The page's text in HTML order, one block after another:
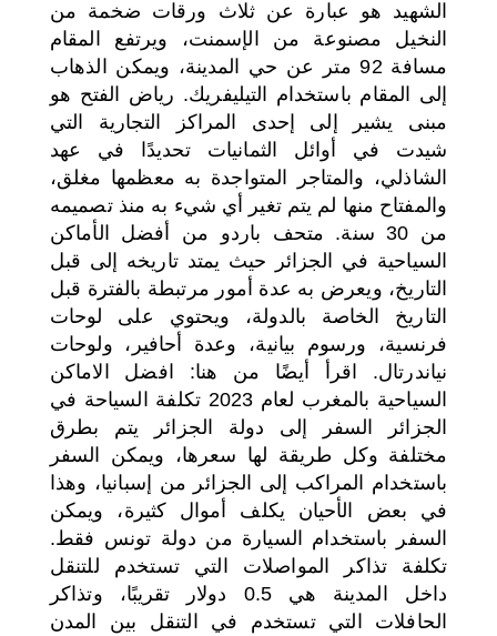
الشهيد هو عبارة عن ثلاث ورقات ضخمة من
النخيل مصنوعة من الإسمنت، ويرتفع المقام
مسافة 92 متر عن حي المدينة، ويمكن الذهاب
إلى المقام باستخدام التيليفريك. رياض الفتح هو
مبنى يشير إلى إحدى المراكز التجارية التي
شيدت في أوائل الثمانيات تحديدًا في عهد
الشاذلي، والمتاجر المتواجدة به معظمها مغلق،
والمفتاح منها لم يتم تغير أي شيء به منذ تصميمه
من 30 سنة. متحف باردو من أفضل الأماكن
السياحية في الجزائر حيث يمتد تاريخه إلى قبل
التاريخ، ويعرض به عدة أمور مرتبطة بالفترة قبل
التاريخ الخاصة بالدولة، ويحتوي على لوحات
فرنسية، ورسوم بيانية، وعدة أحافير، ولوحات
نياندرتال. اقرأ أيضًا من هنا: افضل الاماكن
السياحية بالمغرب لعام 2023 تكلفة السياحة في
الجزائر السفر إلى دولة الجزائر يتم بطرق
مختلفة وكل طريقة لها سعرها، ويمكن السفر
باستخدام المراكب إلى الجزائر من إسبانيا، وهذا
في بعض الأحيان يكلف أموال كثيرة، ويمكن
السفر باستخدام السيارة من دولة تونس فقط.
تكلفة تذاكر المواصلات التي تستخدم للتنقل
داخل المدينة هي 0.5 دولار تقريبًا، وتذاكر
الحافلات التي تستخدم في التنقل بين المدن